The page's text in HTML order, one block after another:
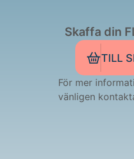
Skaffa din
TILL
För mer
vänligen